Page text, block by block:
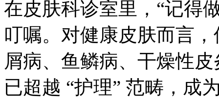
在皮肤科诊室里，“记得
叮嘱。对健康皮肤而言
屑病、鱼鳞病、干燥性
已超越 “护理” 范畴，成